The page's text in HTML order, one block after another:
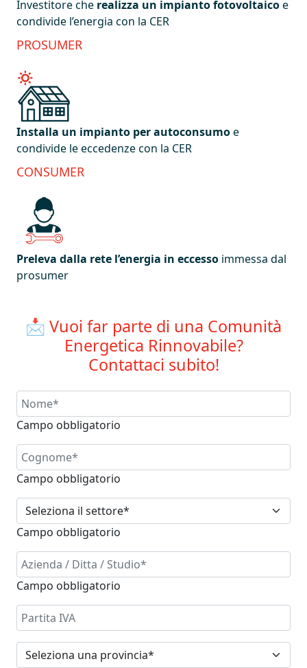
Investitore che realizza un impianto fotovoltaicoe
condivide l’energia con la CER
PROSUMER
Installa un impianto per autoconsumoe
condivide le eccedenze con la CER
CONSUMER
Preleva dalla rete l’energia in eccesso immessa dal
prosumer
📩 Vuoi far parte di una Comunità
Energetica Rinnovabile?
Contattaci subito!
Campo obbligatorio
Campo obbligatorio
Campo obbligatorio
Campo obbligatorio